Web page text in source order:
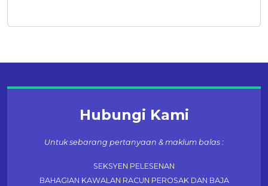
Hubungi Kami
Untuk sebarang pertanyaan & maklum balas :
SEKSYEN PELESENAN
BAHAGIAN KAWALAN RACUN PEROSAK DAN BAJA